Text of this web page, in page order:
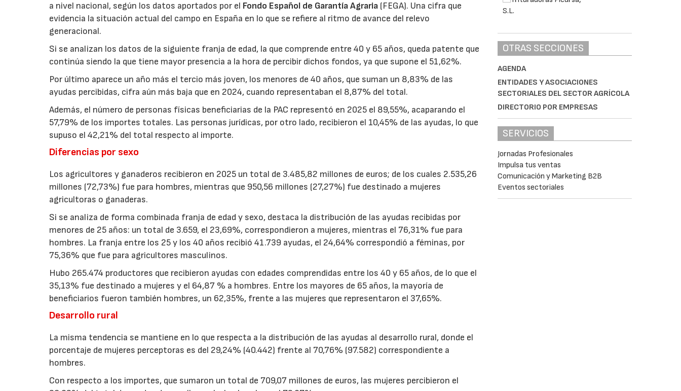
a nivel nacional, según los datos aportados por el Fondo Español de Garantía Agraria (FEGA). Una cifra que
evidencia la situación actual del campo en España en lo que se refiere al ritmo de avance del relevo
generacional.
Si se analizan los datos de la siguiente franja de edad, la que comprende entre 40 y 65 años, queda patente que
continúa siendo la que tiene mayor presencia a la hora de percibir dichos fondos, ya que supone el 51,62%.
Por último aparece un año más el tercio más joven, los menores de 40 años, que suman un 8,83% de las
ayudas percibidas, cifra aún más baja que en 2024, cuando representaban el 8,87% del total.
Además, el número de personas físicas beneficiarias de la PAC representó en 2025 el 89,55%, acaparando el
57,79% de los importes totales. Las personas jurídicas, por otro lado, recibieron el 10,45% de las ayudas, lo que
supuso el 42,21% del total respecto al importe.
Diferencias por sexo
Los agricultores y ganaderos recibieron en 2025 un total de 3.485,82 millones de euros; de los cuales 2.535,26
millones (72,73%) fue para hombres, mientras que 950,56 millones (27,27%) fue destinado a mujeres
agricultoras o ganaderas.
Si se analiza de forma combinada franja de edad y sexo, destaca la distribución de las ayudas recibidas por
menores de 25 años: un total de 3.659, el 23,69%, correspondieron a mujeres, mientras el 76,31% fue para
hombres. La franja entre los 25 y los 40 años recibió 41.739 ayudas, el 24,64% correspondió a féminas, por
75,36% que fue para agricultores masculinos.
Hubo 265.474 productores que recibieron ayudas con edades comprendidas entre los 40 y 65 años, de lo que el
35,13% fue destinado a mujeres y el 64,87 % a hombres. Entre los mayores de 65 años, la mayoría de
beneficiarios fueron también hombres, un 62,35%, frente a las mujeres que representaron el 37,65%.
Desarrollo rural
La misma tendencia se mantiene en lo que respecta a la distribución de las ayudas al desarrollo rural, donde el
porcentaje de mujeres perceptoras es del 29,24% (40.442) frente al 70,76% (97.582) correspondiente a
hombres.
Con respecto a los importes, que sumaron un total de 709,07 millones de euros, las mujeres percibieron el
OTRAS SECCIONES
AGENDA
ENTIDADES Y ASOCIACIONES
SECTORIALES DEL SECTOR AGRÍCOLA
DIRECTORIO POR EMPRESAS
SERVICIOS
Jornadas Profesionales
Impulsa tus ventas
Comunicación y Marketing B2B
Eventos sectoriales